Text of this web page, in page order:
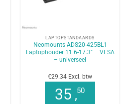
LAPTOPSTANDAARDS
Neomounts ADS20-425BL1
Laptophouder 11.6-17.3″ – VESA
– universeel
€29.34 Excl. btw
35 ,50